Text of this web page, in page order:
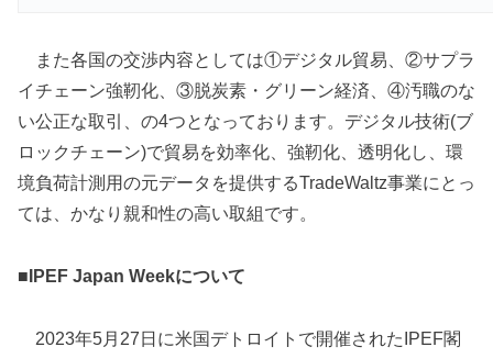
また各国の交渉内容としては①デジタル貿易、②サプラ
イチェーン強靭化、③脱炭素・グリーン経済、④汚職のな
い公正な取引、の4つとなっております。デジタル技術(ブ
ロックチェーン)で貿易を効率化、強靭化、透明化し、環
境負荷計測用の元データを提供するTradeWaltz事業にとっ
ては、かなり親和性の高い取組です。
■IPEF Japan Weekについて
2023年5月27日に米国デトロイトで開催されたIPEF閣